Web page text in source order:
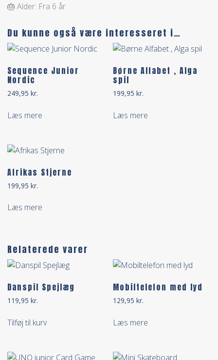
🎂 Alder: Fra 6 år
Du kunne også være interesseret i…
Sequence Junior
Nordic
249,95 kr.
Læs mere
Børne Alfabet , Alga
spil
199,95kr.
Læs mere
Afrikas Stjerne
199,95 kr.
Læs mere
Relaterede varer
Danspil Spejlæg
119,95 kr.
Tilføj til kurv
Mobiltelefon med lyd
129,95kr.
Læs mere